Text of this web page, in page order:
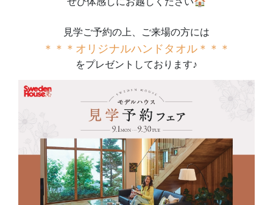
見学ご予約の上、ご来場の方には
＊＊＊オリジナルハンドタオル＊＊＊
をプレゼントしております♪